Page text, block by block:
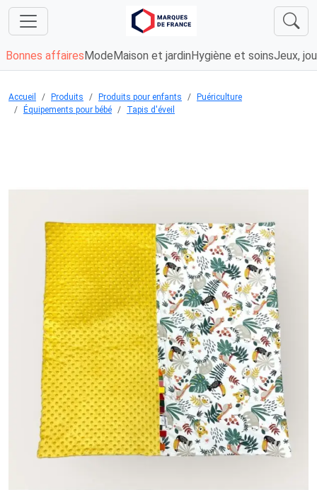
Bonnes affaires Mode Maison et jardin Hygiène et soinsJeux,
Accueil Produits Produits pour enfants
Puériculture
Équipements pour bébé
Tapis d'éveil